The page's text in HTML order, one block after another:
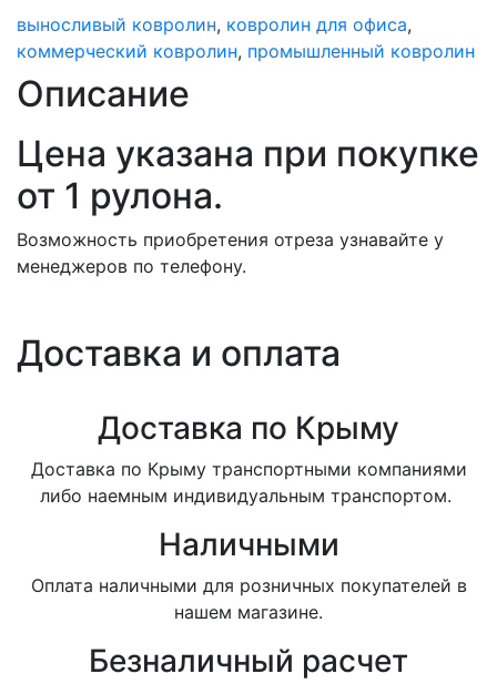
выносливый ковролин, ковролин для офиса,
коммерческий ковролин, промышленный ковролин
Описание
Цена указана при покупке
от 1 рулона.
Возможность приобретения отреза узнавайте у
менеджеров по телефону.
Доставка и оплата
Доставка по Крыму
Доставка по Крыму транспортными компаниями
либо наемным индивидуальным транспортом.
Наличными
Оплата наличными для розничных покупателей в
нашем магазине.
Безналичный расчет